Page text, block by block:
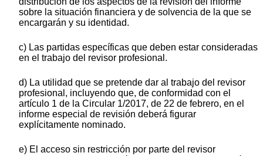
sobre la situación financiera y de solvencia de la que se
encargarán y su identidad.
c) Las partidas específicas que deben estar consideradas
en el trabajo del revisor profesional.
d) La utilidad que se pretende dar al trabajo del revisor
profesional, incluyendo que, de conformidad con el
artículo 1 de la Circular 1/2017, de 22 de febrero, en el
informe especial de revisión deberá figurar
explícitamente nominado.
e) El acceso sin restricción por parte del revisor